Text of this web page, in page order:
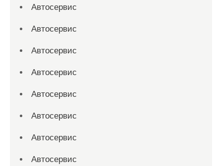
Автосервис
Автосервис
Автосервис
Автосервис
Автосервис
Автосервис
Автосервис
Автосервис